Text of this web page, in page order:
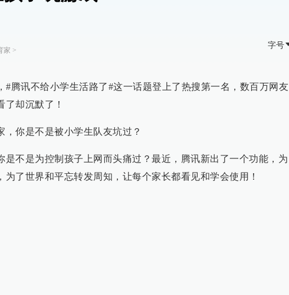
家 >
字号
#腾讯不给小学生活路了#这一话题登上了热搜第一名，数百万网友
了却沉默了！
，你是不是被小学生队友坑过？
是不是为控制孩子上网而头痛过？最近，腾讯新出了一个功能，为
为了世界和平忘转发周知，让每个家长都看见和学会使用！